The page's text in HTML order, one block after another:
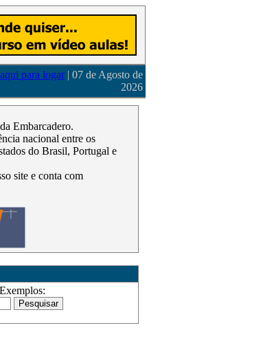
para logar | 07 de Agosto de
2026
Embarcadero.
nacional entre os
do Brasil, Portugal e
site e conta com